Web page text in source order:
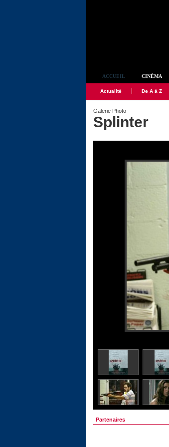
ACCUEIL CINÉMA
Actualité De A à Z
Galerie Photo
Splinter
Partenaires